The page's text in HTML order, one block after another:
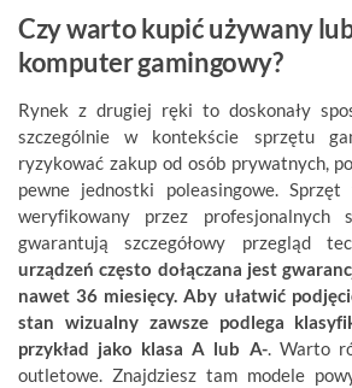
Czy warto kupić używany
komputer gamingowy?
Rynek z drugiej ręki to doskonały
szczególnie w kontekście sprzętu
ryzykować zakup od osób prywatnych,
pewne jednostki poleasingowe.
weryfikowany przez profesjonalnych
gwarantują szczegółowy przegląd
urządzeń często dołączana jest
nawet 36 miesięcy. Aby ułatwić
stan wizualny zawsze podlega
przykład jako klasa A lub A-. Warto
outletowe. Znajdziesz tam modele